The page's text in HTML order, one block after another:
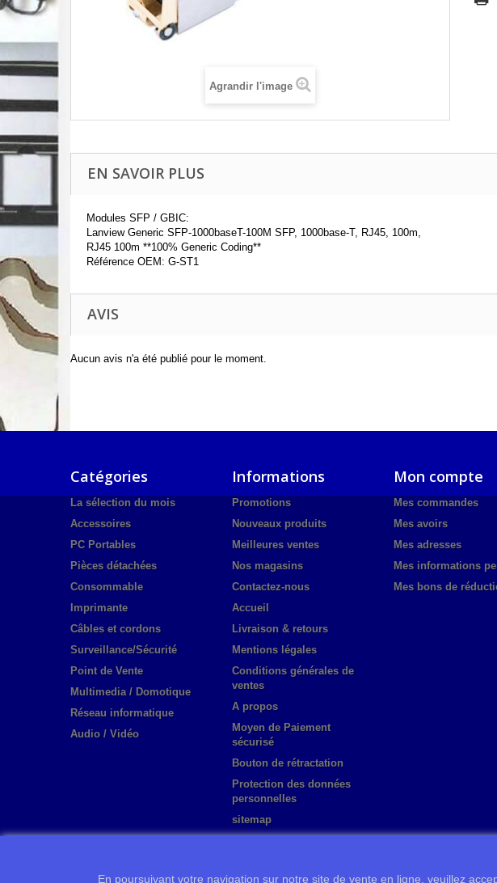
Agrandir l'image
EN SAVOIR PLUS
Modules SFP / GBIC:
Lanview Generic SFP-1000baseT-100M SFP, 1000base-T, RJ45, 100m,
RJ45 100m **100% Generic Coding**
Référence OEM: G-ST1
AVIS
Aucun avis n'a été publié pour le moment.
Catégories
La sélection du mois
Accessoires
PC Portables
Pièces détachées
Consommable
Imprimante
Câbles et cordons
Surveillance/Sécurité
Point de Vente
Multimedia / Domotique
Réseau informatique
Audio / Vidéo
Informations
Promotions
Nouveaux produits
Meilleures ventes
Nos magasins
Contactez-nous
Accueil
Livraison & retours
Mentions légales
Conditions générales de
ventes
A propos
Moyen de Paiement
sécurisé
Bouton de rétractation
Protection des données
personnelles
sitemap
Mon compte
Mes commandes
Mes avoirs
Mes adresses
Mes informations
Mes bons de
En poursuivant votre navigation sur notre site de vente en ligne, veuillez